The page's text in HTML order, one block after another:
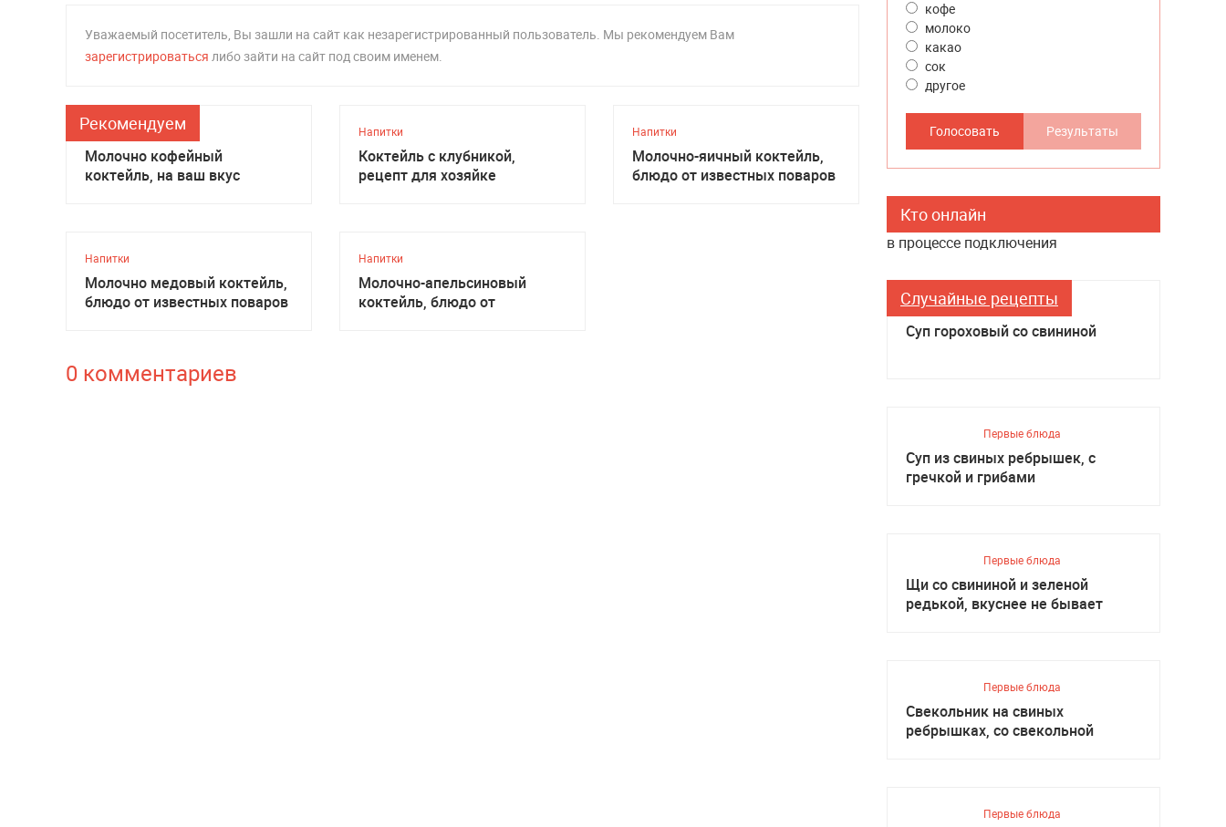
Уважаемый посетитель, Вы зашли на сайт как незарегистрированный пользователь. Мы рекомендуем Вам
зарегистрироваться либо зайти на сайт под своим именем.
Рекомендуем
Напитки
Молочно кофейный
коктейль, на ваш вкус
Напитки
Коктейль с клубникой,
рецепт для хозяйке
Напитки
Молочно-яичный коктейль,
блюдо от известных поваров
Напитки
Молочно медовый коктейль,
блюдо от известных поваров
Напитки
Молочно-апельсиновый
коктейль, блюдо от
0 комментариев
кофе
молоко
какао
сок
другое
Голосовать Результаты
Кто онлайн
в процессе подключения
Случайные рецепты
Первые блюда
Суп гороховый со свининой
Первые блюда
Суп из свиных ребрышек, с
гречкой и грибами
Первые блюда
Щи со свининой и зеленой
редькой, вкуснее не бывает
Первые блюда
Свекольник на свиных
ребрышках, со свекольной
Первые блюда